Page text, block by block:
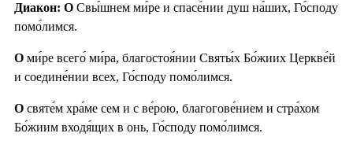
Диакон: О Свы́шнем ми́ре и спасе́нии душ на́ших, Го́споду
помо́лимся.
О ми́ре всего́ ми́ра, благостоя́нии Святы́х Бо́жиих Церкве́й
и соедине́нии всех, Го́споду помо́лимся.
О святе́м хра́ме сем и с ве́рою, благогове́нием и стра́хом
Бо́жиим входя́щих в онь, Го́споду помо́лимся.